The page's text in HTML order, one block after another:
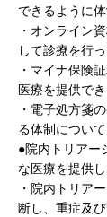
できるように
・オンライン
して診療を行っ
・マイナ保険
医療を提供で
・電子処方箋
る体制につい
●院内トリアー
な医療を提供し
・院内トリア
断し、重症及